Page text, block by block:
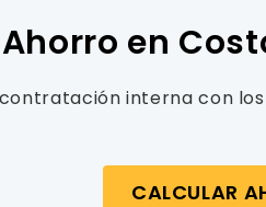
en
interna con
CALCULAR